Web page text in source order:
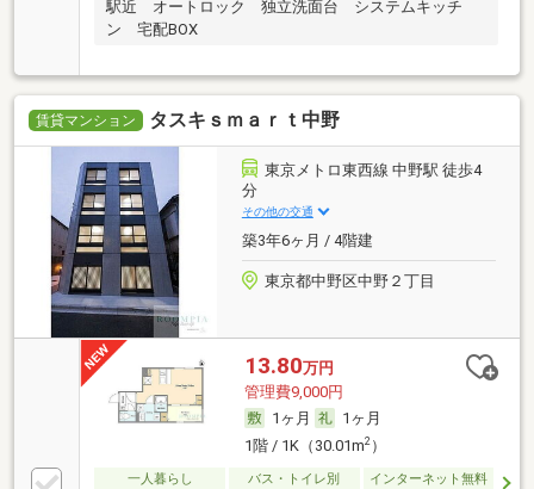
駅近 オートロック 独立洗面台 システムキッチ
ン 宅配BOX
賃貸マンション タスキｓｍａｒｔ中野
東京メトロ東西線 中野駅 徒歩4
分
その他の交通
築3年6ヶ月 / 4階建
東京都中野区中野２丁目
13.80万円
管理費9,000円
1ヶ月
1ヶ月
1階 / 1K（30.01m2）
一人暮らし バス・トイレ別 インターネット無料